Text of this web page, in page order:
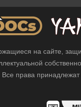
на сайте,
Все права